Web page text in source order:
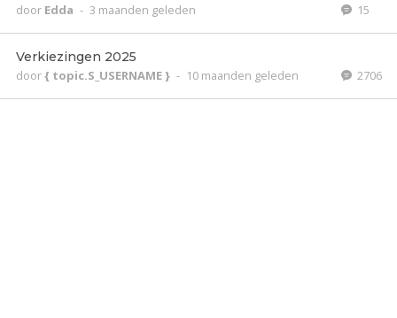
door Edda - 3 maanden geleden 15
Verkiezingen 2025
door{ topic.S_USERNAME } - 10 maanden geleden 2706